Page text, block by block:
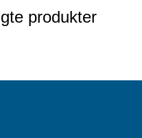
produkter